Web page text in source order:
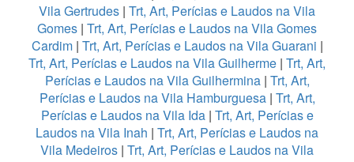
Vila Gertrudes | Trt, Art, Perícias e Laudos na Vila
Gomes | Trt, Art, Perícias e Laudos na Vila Gomes
Cardim| Trt, Art, Perícias e Laudos na Vila Guarani |
Trt, Art, Perícias e Laudos na Vila Guilherme | Trt, Art,
Perícias e Laudos na Vila Guilhermina| Trt, Art,
Perícias e Laudos na Vila Hamburguesa| Trt, Art,
Perícias e Laudos na Vila Ida| Trt, Art, Perícias e
Laudos na Vila Inah | Trt, Art, Perícias e Laudos na
Vila Medeiros | Trt, Art, Perícias e Laudos na Vila